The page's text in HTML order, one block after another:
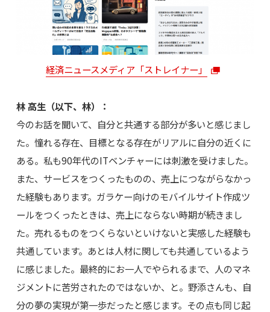
経済ニュースメディア「ストレイナー」
林 高生（以下、林）：
今のお話を聞いて、自分と共通する部分が多いと感じまし
た。憧れる存在、目標となる存在がリアルに自分の近くに
ある。私も90年代のITベンチャーには刺激を受けました。
また、サービスをつくったものの、売上につながらなかっ
た経験もあります。ガラケー向けのモバイルサイト作成ツ
ールをつくったときは、売上にならない時期が続きまし
た。売れるものをつくらないといけないと実感した経験も
共通しています。あとは人材に関しても共通しているよう
に感じました。最終的にお一人でやられるまで、人のマネ
ジメントに苦労されたのではないか、と。野添さんも、自
分の夢の実現が第一歩だったと感じます。その点も同じ起